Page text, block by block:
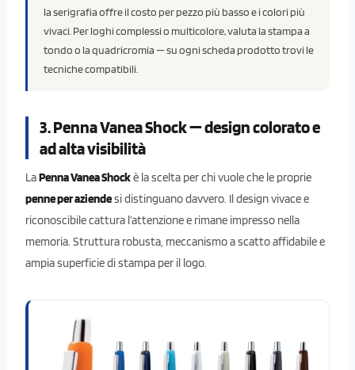
la serigrafia offre il costo per pezzo più basso e i colori più
vivaci. Per loghi complessi o multicolore, valuta la stampa a
tondo o la quadricromia — su ogni scheda prodotto trovi le
tecniche compatibili.
3. Penna Vanea Shock — design colorato e
ad alta visibilità
LaPenna Vanea Shockè la scelta per chi vuole che le proprie
penne per aziendesi distinguano davvero. Il design vivace e
riconoscibile cattura l’attenzione e rimane impresso nella
memoria. Struttura robusta, meccanismo a scatto affidabile e
ampia superficie di stampa per il logo.